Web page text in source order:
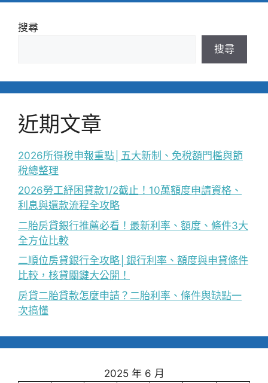
搜尋
搜尋
近期文章
2026所得稅申報重點│五大新制、免稅額門檻與節
稅總整理
2026勞工紓困貸款1/2截止！10萬額度申請資格、
利息與還款流程全攻略
二胎房貸銀行推薦必看！最新利率、額度、條件3大
全方位比較
二順位房貸銀行全攻略│銀行利率、額度與申貸條件
比較，核貸關鍵大公開！
房貸二胎貸款怎麼申請？二胎利率、條件與缺點一
次搞懂
2025 年 6 月